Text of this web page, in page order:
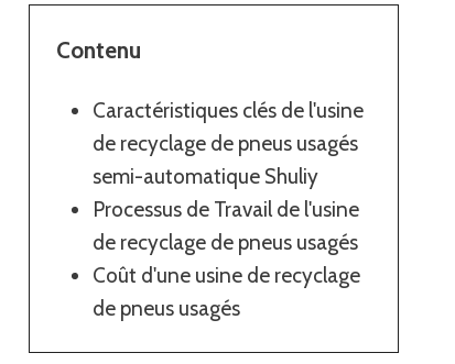
Contenu
Caractéristiques clés de l'usine
de recyclage de pneus usagés
semi-automatique Shuliy
Processus de Travail de l'usine
de recyclage de pneus usagés
Coût d'une usine de recyclage
de pneus usagés